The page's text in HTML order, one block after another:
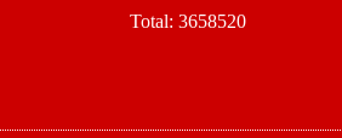
Total: 3658520